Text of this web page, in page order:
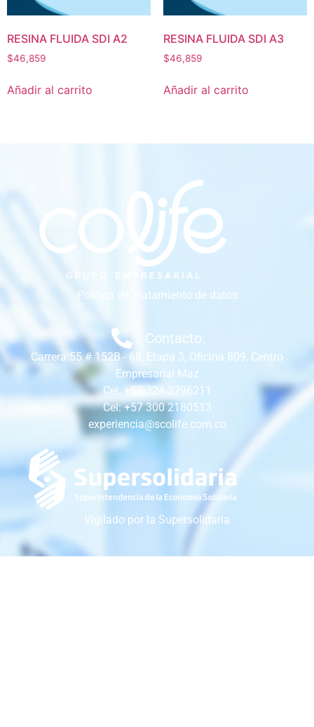
RESINA FLUIDA SDI A2
$46,859
Añadir al carrito
RESINA FLUIDA SDI A3
$46,859
Añadir al carrito
Política de Tratamiento de datos
Contacto:
Carrera 55 # 152B - 68, Etapa 3, Oficina 809, Centro
Empresarial Maz
Cel: +57 324 2796211
Cel: +57 300 2180513
experiencia@scolife.com.co
Vigilado por la Supersolidaria